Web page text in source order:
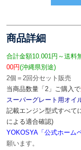
商品詳細
合計金額10.001円～送料
00円(沖縄県別途)
2個＝2回分セット販売
当商品数量「2」ご購入で
スーパーグレート用オイ
記載エンジン型式すべて
による適合確認)
YOKOSYA「公式ホーム
願います。